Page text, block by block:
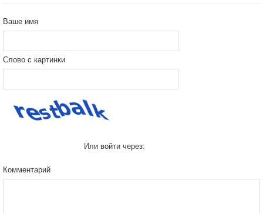
Ваше имя
Слово с картинки
Или войти через:
Комментарий